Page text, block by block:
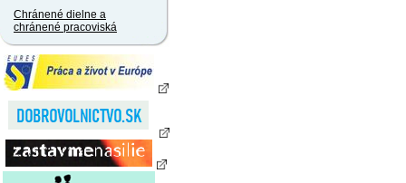
Chránené dielne a
chránené pracoviská